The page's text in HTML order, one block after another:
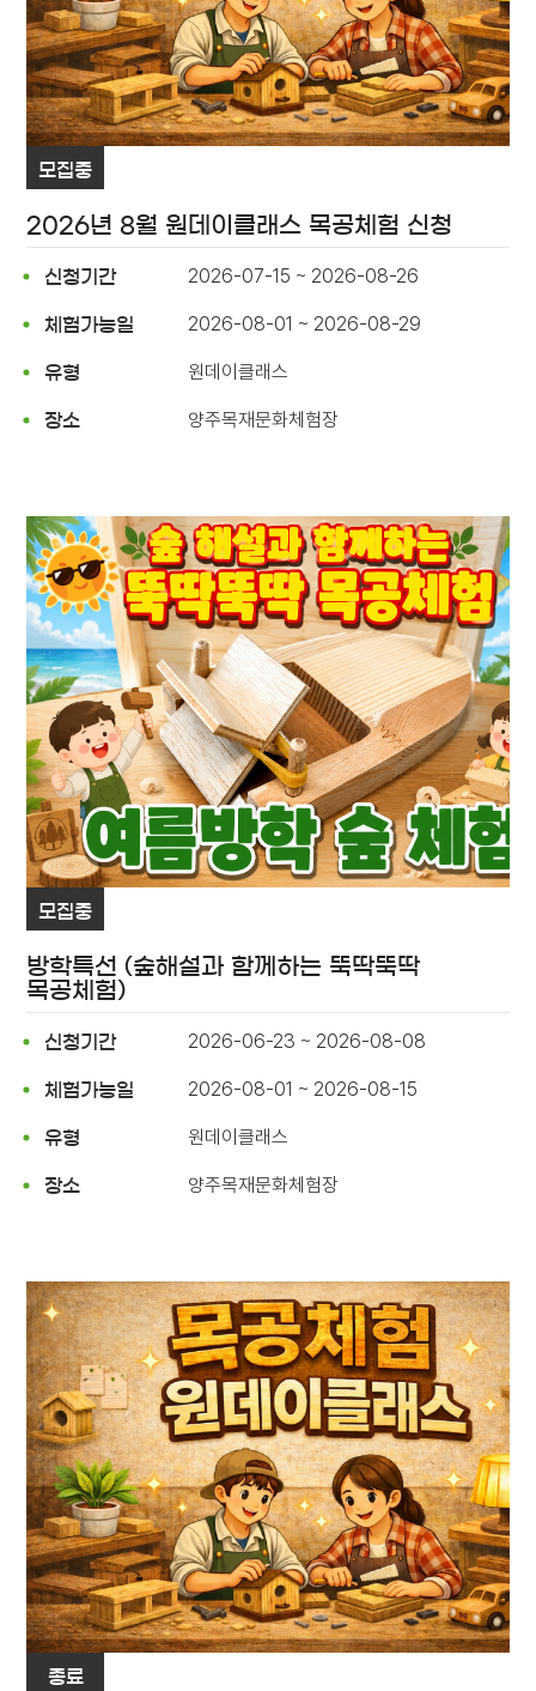
모집중
2026년 8월 원데이클래스 목공체험 신청
신청기간 2026-07-15 ~ 2026-08-26
체험가능일 2026-08-01 ~ 2026-08-29
유형 원데이클래스
장소 양주목재문화체험장
모집중
방학특선 (숲해설과 함께하는 뚝딱뚝딱
목공체험)
신청기간 2026-06-23 ~ 2026-08-08
체험가능일 2026-08-01 ~ 2026-08-15
유형 원데이클래스
장소 양주목재문화체험장
종료